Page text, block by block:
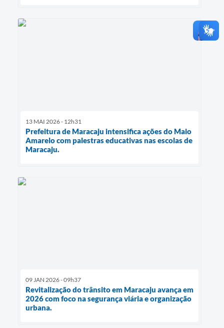
13 MAI 2026 - 12h31
Prefeitura de Maracaju intensifica ações do Maio
Amarelo com palestras educativas nas escolas de
Maracaju.
09 JAN 2026 - 09h37
Revitalização do trânsito em Maracaju avança em
2026 com foco na segurança viária e organização
urbana.